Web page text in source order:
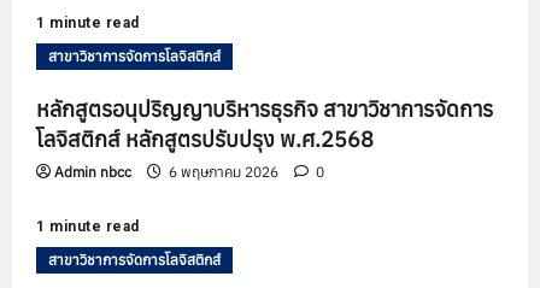
t
i
o
n
1 minute read
สาขาวิชาการจัดการโลจิสติกส์
หลักสูตรอนุปริญญาบริหารธุรกิจ สาขาวิชาการจัดการ
โลจิสติกส์ หลักสูตรปรับปรุง พ.ศ.2568
Admin nbcc 6 พฤษภาคม 2026 0
1 minute read
สาขาวิชาการจัดการโลจิสติกส์